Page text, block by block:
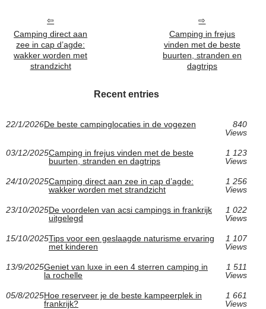
Camping direct aan
zee in cap d’agde:
wakker worden met
strandzicht
Camping in frejus
vinden met de beste
buurten, stranden en
dagtrips
Recent entries
22/1/2026De beste campinglocaties in de vogezen
840
Views
03/12/2025Camping in frejus vinden met de beste
buurten, stranden en dagtrips
1 123
Views
24/10/2025Camping direct aan zee in cap d’agde:
wakker worden met strandzicht
1 256
Views
23/10/2025De voordelen van acsi campings in frankrijk
uitgelegd
1 022
Views
15/10/2025Tips voor een geslaagde naturisme ervaring
met kinderen
1 107
Views
13/9/2025Geniet van luxe in een 4 sterren camping in
la rochelle
1 511
Views
05/8/2025Hoe reserveer je de beste kampeerplek in
frankrijk?
1 661
Views